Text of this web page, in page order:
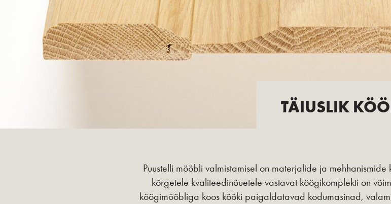
TÄIUSLIK
Puustelli mööbli valmistamisel on materjalide ja
kõrgetele kvaliteedinõuetele vastavat köögikomplekti on
köögimööbliga koos kööki paigaldatavad kodumasinad,